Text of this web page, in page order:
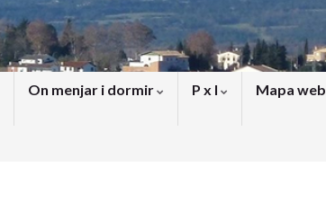
On menjar i dormir P x I Mapa web